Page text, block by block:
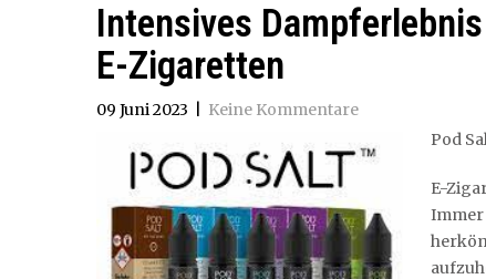
Intensives
E-Zigaretten
09 Juni 2023
Keine Kommentare
Pod
E-